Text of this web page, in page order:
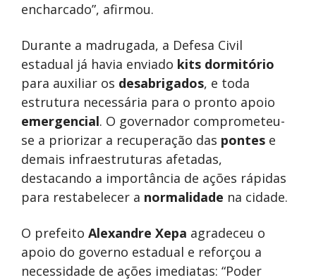
encharcado”, afirmou.
Durante a madrugada, a Defesa Civil
estadual já havia enviado kits dormitório
para auxiliar os desabrigados, e toda
estrutura necessária para o pronto apoio
emergencial. O governador comprometeu-
se a priorizar a recuperação das pontes e
demais infraestruturas afetadas,
destacando a importância de ações rápidas
para restabelecer a normalidade na cidade.
O prefeito Alexandre Xepa agradeceu o
apoio do governo estadual e reforçou a
necessidade de ações imediatas: “Poder